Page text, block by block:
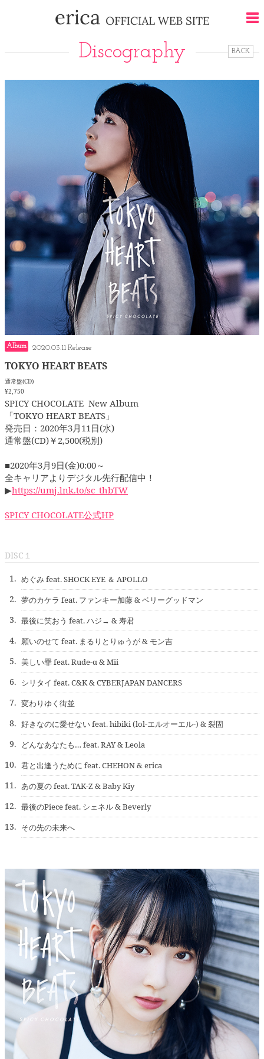
Discography BACK
Album 2020.03.11
TOKYO HEART BEATS
通常盤(CD)
¥2,750
SPICY CHOCOLATE New Album
「TOKYO HEART BEATS」
発売日：2020年3月11日(水)
通常盤(CD)￥2,500(税別)
■2020年3月9日(金)0:00～
全キャリアよりデジタル先行配信中！
▶https://umj.lnk.to/sc_thbTW
SPICY CHOCOLATE公式HP
DISC１
1. めぐみ feat. SHOCK EYE ＆ APOLLO
2. 夢のカケラ feat. ファンキー加藤 & ベリーグッドマン
3. 最後に笑おう feat. ハジ→ & 寿君
4. 願いのせて feat. まるりとりゅうが & モン吉
5. 美しい罪 feat. Rude-α & Mii
6. シリタイ feat. C&K & CYBERJAPAN DANCERS
7. 変わりゆく街並
8. 好きなのに愛せない feat. hibiki (lol-エルオーエル-) & 裂固
9. どんなあなたも… feat. RAY & Leola
10. 君と出逢うために feat. CHEHON & erica
11. あの夏の feat. TAK-Z & Baby Kiy
12. 最後のPiece feat. シェネル & Beverly
13. その先の未来へ